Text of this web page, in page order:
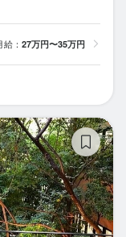
給： 27万円〜35万円